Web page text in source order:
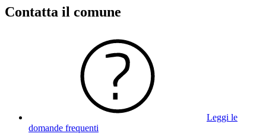
Contatta il comune
Leggi le
domande frequenti